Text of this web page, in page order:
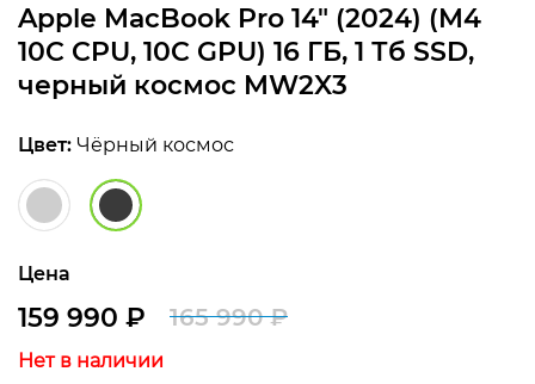
Apple MacBook Pro 14″ (2024) (M4
10C CPU, 10C GPU) 16 ГБ, 1 Тб SSD,
черный космос MW2X3
Цвет: Чёрный космос
Цена
165 990₽
159 990 ₽
Нет в наличии